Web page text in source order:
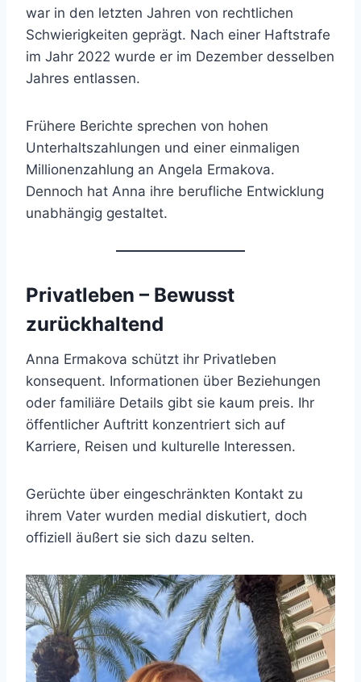
war in den letzten Jahren von rechtlichen
Schwierigkeiten geprägt. Nach einer Haftstrafe
im Jahr 2022 wurde er im Dezember desselben
Jahres entlassen.
Frühere Berichte sprechen von hohen
Unterhaltszahlungen und einer einmaligen
Millionenzahlung an Angela Ermakova.
Dennoch hat Anna ihre berufliche Entwicklung
unabhängig gestaltet.
Privatleben – Bewusst
zurückhaltend
Anna Ermakova schützt ihr Privatleben
konsequent. Informationen über Beziehungen
oder familiäre Details gibt sie kaum preis. Ihr
öffentlicher Auftritt konzentriert sich auf
Karriere, Reisen und kulturelle Interessen.
Gerüchte über eingeschränkten Kontakt zu
ihrem Vater wurden medial diskutiert, doch
offiziell äußert sie sich dazu selten.